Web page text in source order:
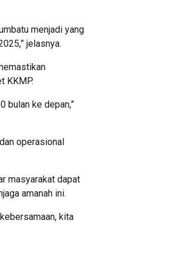
menjadi yang
jelasnya.
KKMP.
bulan ke depan,”
operasional
masyarakat dapat
amanah ini.
kita